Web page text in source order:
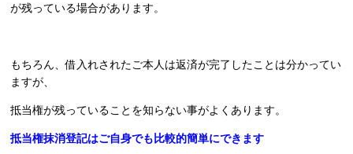
が残っている場合があります。
もちろん、借入れされたご本人は返済が完了したことは分かってい
ますが、
抵当権が残っていることを知らない事がよくあります。
抵当権抹消登記はご自身でも比較的簡単にできます